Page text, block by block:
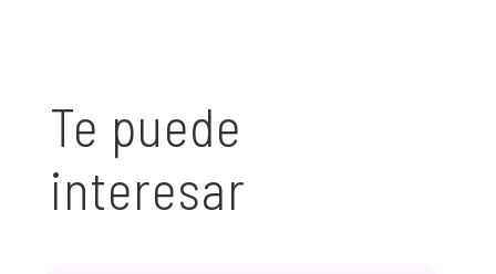
Te puede
interesar